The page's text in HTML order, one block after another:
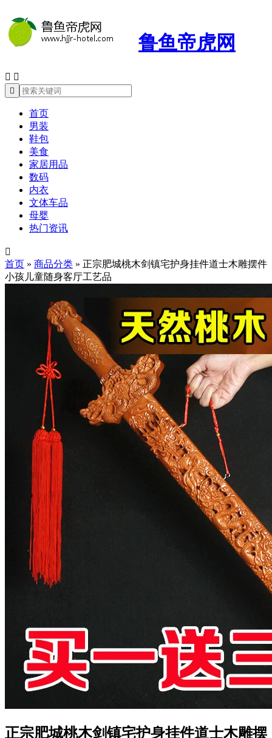
鲁鱼帝虎网
 

首页
男装
鞋包
美食
家居用品
数码
内衣
文体车品
母婴
热门资讯

首页 » 商品分类 » 正宗肥城桃木剑镇宅护身挂件道士木雕摆件
小孩儿童随身客厅工艺品
正宗肥城桃木剑镇宅护身挂件道士木雕摆